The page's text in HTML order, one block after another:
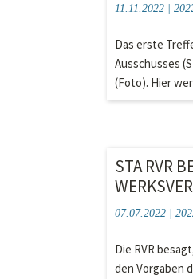
11.11.2022 |
Das erste
Ausschusses
(Foto). Hier
STA RVR
07.07.2022 |
Die RVR
den Vorgaben